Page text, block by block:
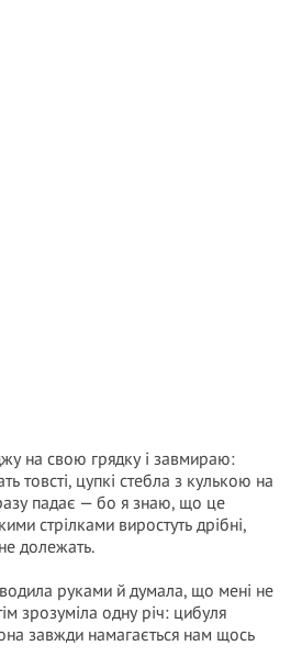
на свою грядку і завмираю:
товсті, цупкі стебла з кулькою на
падає — бо я знаю, що це
стрілками виростуть дрібні,
долежать.
руками й думала, що мені не
зрозуміла одну річ: цибуля
завжди намагається нам щось